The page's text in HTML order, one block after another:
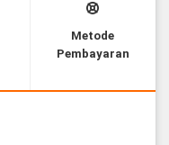
Metode
Pembayaran